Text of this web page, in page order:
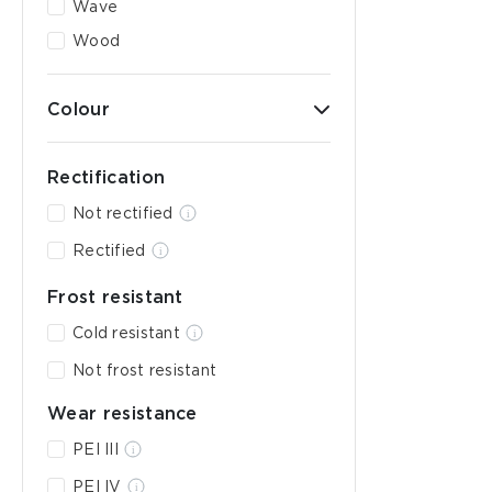
Wave
Wood
Colour
Rectification
Not rectified
Rectified
Frost resistant
Cold resistant
Not frost resistant
Wear resistance
PEI III
PEI IV